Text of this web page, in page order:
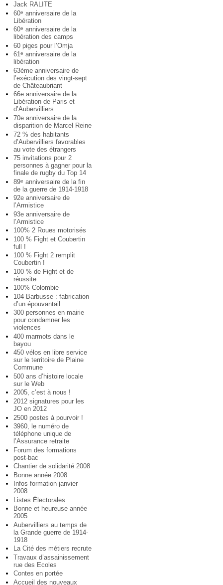
Jack RALITE
60e anniversaire de la
Libération
60e anniversaire de la
libération des camps
60 piges pour l’Omja
61e anniversaire de la
libération
63ème anniversaire de
l’exécution des vingt-sept
de Châteaubriant
66e anniversaire de la
Libération de Paris et
d’Aubervilliers
70e anniversaire de la
disparition de Marcel Reine
72 % des habitants
d’Aubervilliers favorables
au vote des étrangers
75 invitations pour 2
personnes à gagner pour la
finale de rugby du Top 14
89e anniversaire de la fin
de la guerre de 1914-1918
92e anniversaire de
l’Armistice
93e anniversaire de
l’Armistice
100% 2 Roues motorisés
100 % Fight et Coubertin
full !
100 % Fight 2 remplit
Coubertin !
100 % de Fight et de
réussite
100% Colombie
104 Barbusse : fabrication
d’un épouvantail
300 personnes en mairie
pour condamner les
violences
400 marmots dans le
bayou
450 vélos en libre service
sur le territoire de Plaine
Commune
500 ans d’histoire locale
sur le Web
2005, c’est à nous !
2012 signatures pour les
JO en 2012
2500 postes à pourvoir !
3960, le numéro de
téléphone unique de
l’Assurance retraite
Forum des formations
post-bac
Chantier de solidarité 2008
Bonne année 2008
Infos formation janvier
2008
Listes Électorales
Bonne et heureuse année
2005
Aubervilliers au temps de
la Grande guerre de 1914-
1918
La Cité des métiers recrute
Travaux d’assainissement
rue des Ecoles
Contes en portée
Accueil des nouveaux